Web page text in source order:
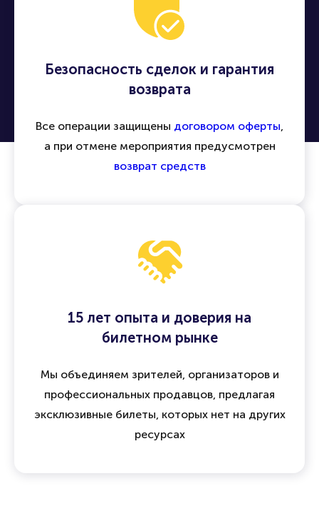
Безопасность сделок и гарантия
возврата
Все операции защищены договором оферты,
а при отмене мероприятия предусмотрен
возврат средств
15 лет опыта и доверия на
билетном рынке
Мы объединяем зрителей, организаторов и
профессиональных продавцов, предлагая
эксклюзивные билеты, которых нет на других
ресурсах